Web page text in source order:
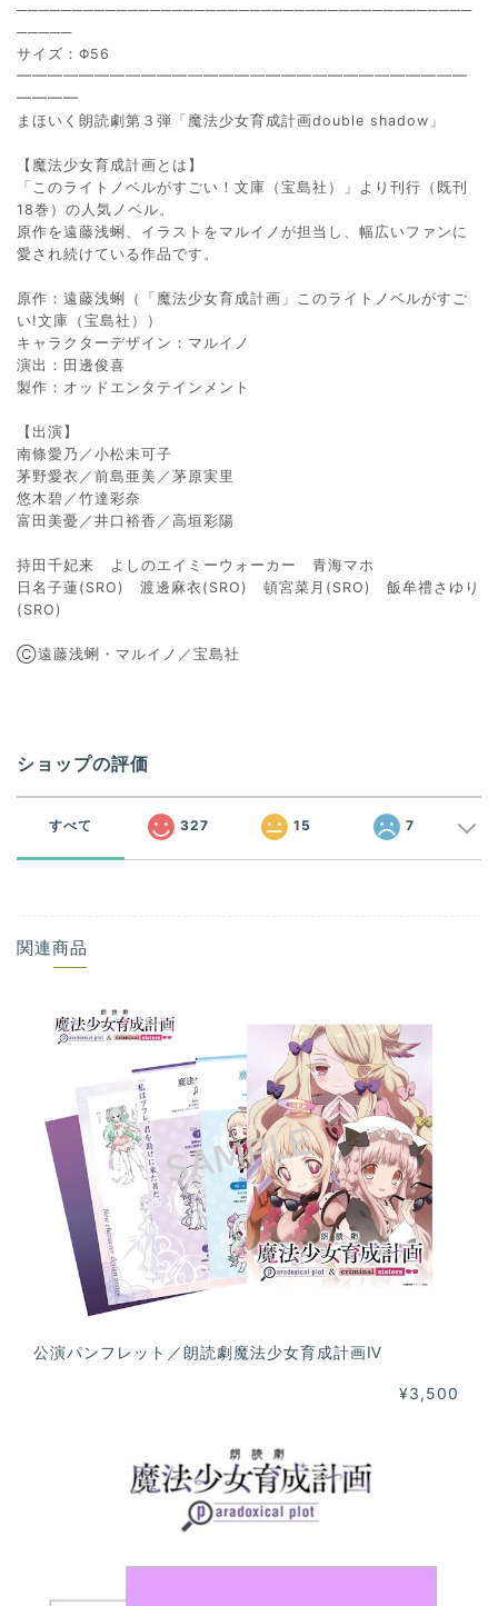
─────────────────────────────────────────
─────
サイズ：Φ56
━━━━━━━━━━━━━━━━━━━━━━━━━━━━━
━━━━
まほいく朗読劇第３弾「魔法少女育成計画double shadow」
【魔法少女育成計画とは】
「このライトノベルがすごい！文庫（宝島社）」より刊行（既刊
18巻）の人気ノベル。
原作を遠藤浅蜊、イラストをマルイノが担当し、幅広いファンに
愛され続けている作品です。
原作：遠藤浅蜊（「魔法少女育成計画」このライトノベルがすご
い!文庫（宝島社））
キャラクターデザイン：マルイノ
演出：田邊俊喜
製作：オッドエンタテインメント
【出演】
南條愛乃／小松未可子
茅野愛衣／前島亜美／茅原実里
悠木碧／竹達彩奈
富田美憂／井口裕香／高垣彩陽
持田千妃来 よしのエイミーウォーカー 青海マホ
日名子蓮(SRO) 渡邊麻衣(SRO) 頓宮菜月(SRO) 飯牟禮さゆり
(SRO)
Ⓒ遠藤浅蜊・マルイノ／宝島社
ショップの評価
すべて 327 15 7
関連商品
公演パンフレット／朗読劇魔法少女育成計画Ⅳ
¥3,500